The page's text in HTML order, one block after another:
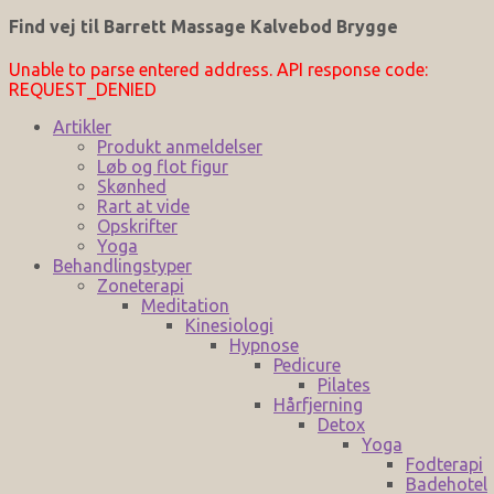
Find vej til Barrett Massage Kalvebod Brygge
Unable to parse entered address. API response code:
REQUEST_DENIED
Artikler
Produkt anmeldelser
Løb og flot figur
Skønhed
Rart at vide
Opskrifter
Yoga
Behandlingstyper
Zoneterapi
Meditation
Kinesiologi
Hypnose
Pedicure
Pilates
Hårfjerning
Detox
Yoga
Fodterapi
Badehotel